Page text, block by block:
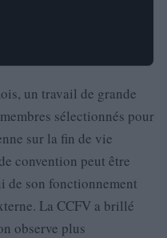
un travail de grande
sélectionnés pour
sur la fin de vie
convention peut être
de son fonctionnement
La CCFV a brillé
observe plus